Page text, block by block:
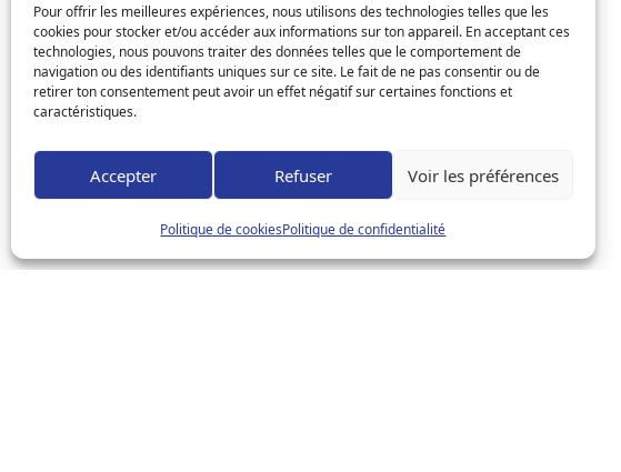
Pour offrir les meilleures expériences, nous utilisons des technologies telles que les
cookies pour stocker et/ou accéder aux informations sur ton appareil. En acceptant ces
technologies, nous pouvons traiter des données telles que le comportement de
navigation ou des identifiants uniques sur ce site. Le fait de ne pas consentir ou de
retirer ton consentement peut avoir un effet négatif sur certaines fonctions et
caractéristiques.
Accepter Refuser Voir les préférences
Politique de cookiesPolitique de confidentialité